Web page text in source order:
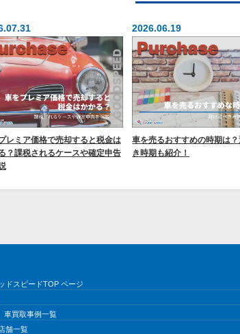
レミア価格で売却すると税金は
？課税されるケースや確定申告
2026.06.19
車を売るおすすめの時期は
き時期も紹介！
ドスピードTOP ページ
車買取事例一覧
舗一覧